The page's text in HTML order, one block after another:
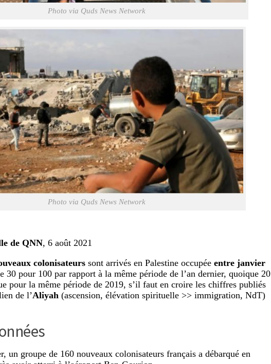
Photo via Quds News Network
Photo via Quds News Network
de QNN, 6 août 2021
colonisateurs sont arrivés en Palestine occupée entre janvier
30 pour 100 par rapport à la même période de l’an dernier, quoique 20
pour la même période de 2019, s’il faut en croire les chiffres publiés
de l’Aliyah (ascension, élévation spirituelle >> immigration, NdT)
un groupe de 160 nouveaux colonisateurs français a débarqué en